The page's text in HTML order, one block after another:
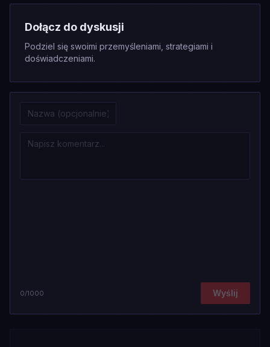
Dołącz do dyskusji
Podziel się swoimi przemyśleniami, strategiami i
doświadczeniami.
0/1000 Wyślij